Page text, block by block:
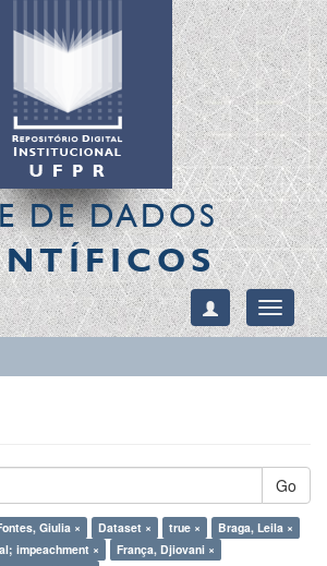
DE DADOS
Toggle
Go
Giulia × Dataset × true ×
Braga, Leila ×
impeachment ×
França, Djiovani ×